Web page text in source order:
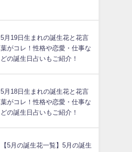
5月19日生まれの誕生花と花言
葉がコレ！性格や恋愛・仕事な
どの誕生日占いもご紹介！
5月18日生まれの誕生花と花言
葉がコレ！性格や恋愛・仕事な
どの誕生日占いもご紹介！
【5月の誕生花一覧】5月の誕生